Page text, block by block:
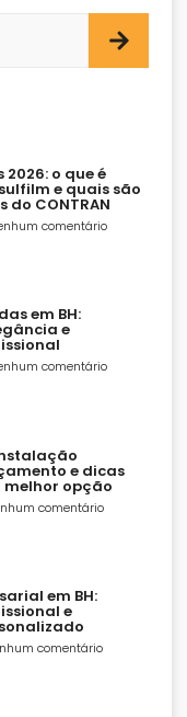
2026: o que é
e quais são
CONTRAN
comentário
em BH:
e
comentário
e dicas
melhor opção
comentário
em BH:
e
comentário